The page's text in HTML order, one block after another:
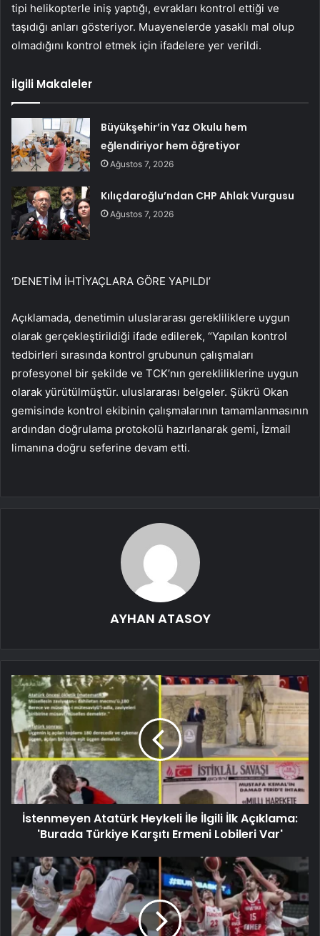
tipi helikopterle iniş yaptığı, evrakları kontrol ettiği ve
taşıdığı anları gösteriyor. Muayenelerde yasaklı mal olup
olmadığını kontrol etmek için ifadelere yer verildi.
İlgili Makaleler
Büyükşehir’in Yaz Okulu hem
eğlendiriyor hem öğretiyor
Ağustos 7, 2026
Kılıçdaroğlu’ndan CHP Ahlak Vurgusu
Ağustos 7, 2026
‘DENETİM İHTİYAÇLARA GÖRE YAPILDI’
Açıklamada, denetimin uluslararası gerekliliklere uygun
olarak gerçekleştirildiği ifade edilerek, “Yapılan kontrol
tedbirleri sırasında kontrol grubunun çalışmaları
profesyonel bir şekilde ve TCK’nın gerekliliklerine uygun
olarak yürütülmüştür. uluslararası belgeler. Şükrü Okan
gemisinde kontrol ekibinin çalışmalarının tamamlanmasının
ardından doğrulama protokolü hazırlanarak gemi, İzmail
limanına doğru seferine devam etti.
AYHAN ATASOY
İstenmeyen Atatürk Heykeli İle İlgili İlk Açıklama:
'Burada Türkiye Karşıtı Ermeni Lobileri Var'